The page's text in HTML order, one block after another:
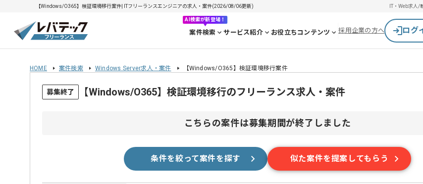
【Windows/O365】検証環境移行案件| ITフリーランスエンジニアの求人・案件(2026/08/06更新) IT・Web求人/
AI検索が新登場！
案件検索 サービス紹介 お役立ちコンテンツ 採用企業の方へ ログ
HOME 案件検索 Windows Server求人・案件 【Windows/O365】検証環境移行案件
募集終了 【Windows/O365】検証環境移行のフリーランス求人・案件
こちらの案件は募集期間が終了しました
条件を絞って案件を探す 似た案件を提案してもらう